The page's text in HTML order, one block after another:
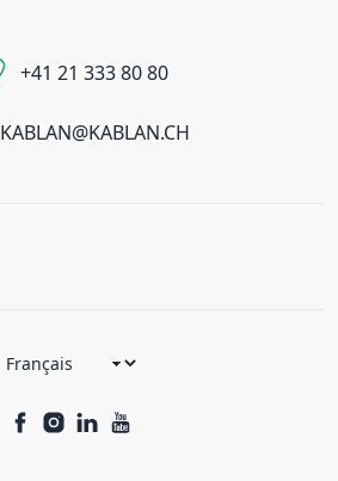
+41 21 333 80 80
KABLAN@KABLAN.CH